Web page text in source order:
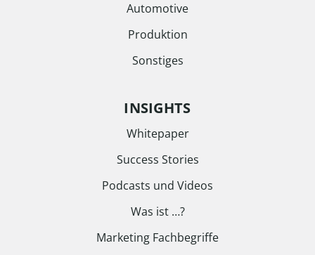
Automotive
Produktion
Sonstiges
INSIGHTS
Whitepaper
Success Stories
Podcasts und Videos
Was ist …?
Marketing Fachbegriffe